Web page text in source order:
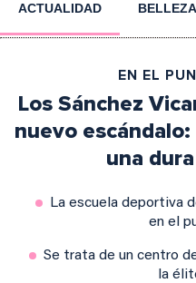
ACTUALIDAD BELLEZA
EN EL
Los Sánchez
nuevo
una
La escuela deportiva
en el
Se trata de un centro
la